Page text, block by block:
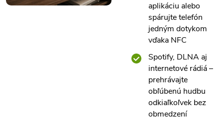
aplikáciu alebo
spárujte telefón
jedným dotykom
vďaka NFC
Spotify, DLNA aj
internetové rádiá –
prehrávajte
obľúbenú hudbu
odkiaľkoľvek bez
obmedzení